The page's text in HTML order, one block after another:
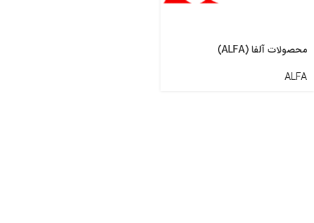
محصولات آلفا (ALFA)
ALFA